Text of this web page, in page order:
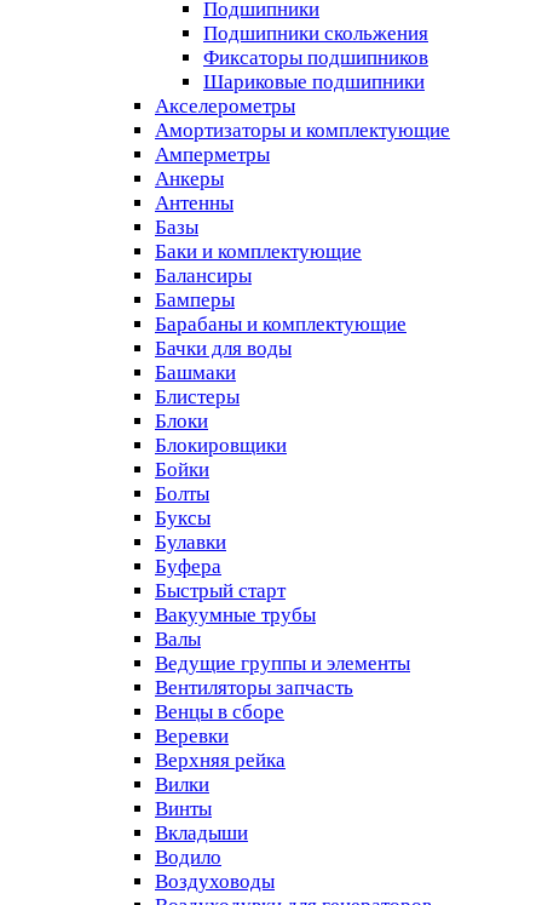
Подшипники
Подшипники скольжения
Фиксаторы подшипников
Шариковые подшипники
Акселерометры
Амортизаторы и комплектующие
Амперметры
Анкеры
Антенны
Базы
Баки и комплектующие
Балансиры
Бамперы
Барабаны и комплектующие
Бачки для воды
Башмаки
Блистеры
Блоки
Блокировщики
Бойки
Болты
Буксы
Булавки
Буфера
Быстрый старт
Вакуумные трубы
Валы
Ведущие группы и элементы
Вентиляторы запчасть
Венцы в сборе
Веревки
Верхняя рейка
Вилки
Винты
Вкладыши
Водило
Воздуховоды